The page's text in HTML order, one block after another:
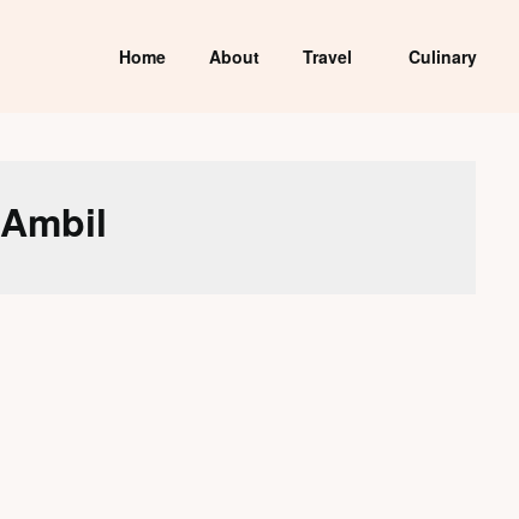
Home About Travel Culinary
Ambil